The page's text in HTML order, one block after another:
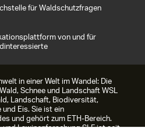
für Waldschutzfragen
von und für
in einer Welt im Wandel: Die
Schnee und Landschaft WSL
Landschaft, Biodiversität,
Eis. Sie ist ein
und gehört zum ETH-Bereich.